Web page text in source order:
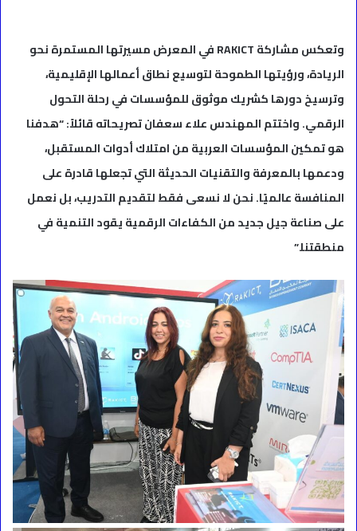
وتعكس مشاركة RAKICT في المعرض مسيرتها المستمرة نحو
الريادة، ورؤيتها الطموحة لتوسيع نطاق أعمالها الإقليمية،
وترسيخ دورها كشريك موثوق للمؤسسات في رحلة التحول
الرقمي. واختتم المهندس علاء سعفان تصريحاته قائلاً: “هدفنا
هو تمكين المؤسسات العربية من امتلاك أدوات المستقبل،
ودعمها بالمعرفة والتقنيات الحديثة التي تجعلها قادرة على
المنافسة عالميًا. نحن لا نسعى فقط لتقديم التدريب، بل نعمل
على صناعة جيل جديد من الكفاءات الرقمية يقود التنمية في
منطقتنا.”